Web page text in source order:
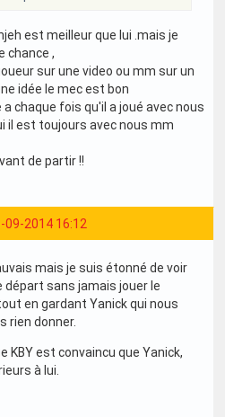
est meilleur que lui .mais je
chance ,
sur une video ou mm sur un
idée le mec est bon
chaque fois qu'il a joué avec nous
il est toujours avec nous mm
de partir !!
09-2014 16:12
mais je suis étonné de voir
départ sans jamais jouer le
en gardant Yanick qui nous
rien donner.
KBY est convaincu que Yanick,
à lui.